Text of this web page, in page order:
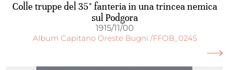
Colle truppe del 35° fanteria in una trincea nemica
sul Podgora
1915/11/00
Album Capitano Oreste Bugni /FFOB_0245